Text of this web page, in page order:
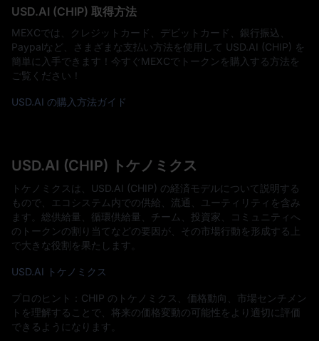
USD.AI (CHIP) 取得方法
MEXCでは、クレジットカード、デビットカード、銀行振込、
Paypalなど、さまざまな支払い方法を使用して USD.AI (CHIP) を
簡単に入手できます！今すぐMEXCでトークンを購入する方法を
ご覧ください！
USD.AI の購入方法ガイド
USD.AI (CHIP) トケノミクス
トケノミクスは、USD.AI (CHIP) の経済モデルについて説明する
もので、エコシステム内での供給、流通、ユーティリティを含み
ます。総供給量、循環供給量、チーム、投資家、コミュニティへ
のトークンの割り当てなどの要因が、その市場行動を形成する上
で大きな役割を果たします。
USD.AI トケノミクス
プロのヒント：CHIP のトケノミクス、価格動向、市場センチメン
トを理解することで、将来の価格変動の可能性をより適切に評価
できるようになります。